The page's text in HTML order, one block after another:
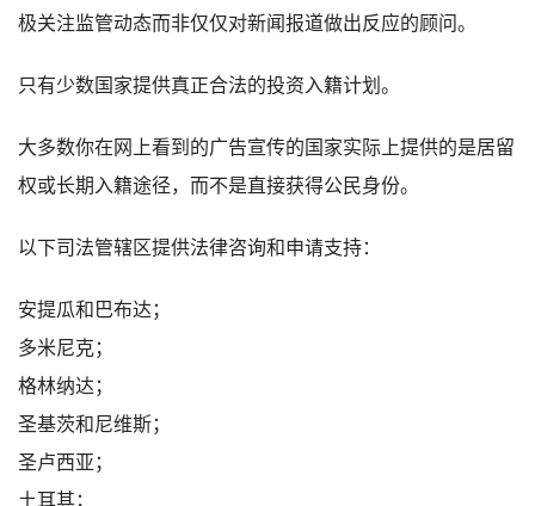
极关注监管动态而非仅仅对新闻报道做出反应的顾问。
只有少数国家提供真正合法的投资入籍计划。
大多数你在网上看到的广告宣传的国家实际上提供的是居留
权或长期入籍途径，而不是直接获得公民身份。
以下司法管辖区提供法律咨询和申请支持：
安提瓜和巴布达；
多米尼克；
格林纳达；
圣基茨和尼维斯；
圣卢西亚；
土耳其；